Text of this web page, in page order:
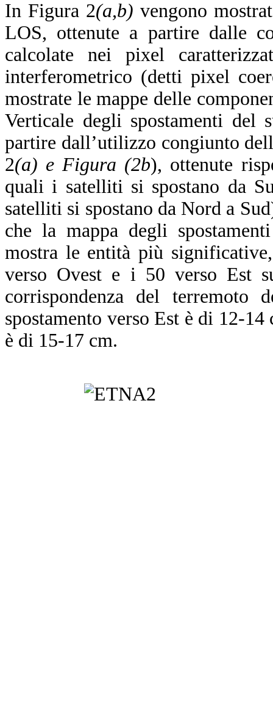
In Figura 2(a,b) vengono
LOS, ottenute a partire dalle
calcolate nei pixel
interferometrico (detti pixel
mostrate le mappe delle
Verticale degli spostamenti del
partire dall’utilizzo congiunto
2(a) e Figura (2b), ottenute
quali i satelliti si spostano da
satelliti si spostano da Nord a
che la mappa degli
mostra le entità più
verso Ovest e i 50 verso Est
corrispondenza del
spostamento verso Est è di 12-
è di 15-17 cm.